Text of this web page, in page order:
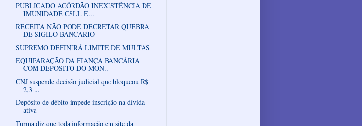
PUBLICADO ACÓRDÃO INEXISTÊNCIA DE
IMUNIDADE CSLL E...
RECEITA NÃO PODE DECRETAR QUEBRA
DE SIGILO BANCÁRIO
SUPREMO DEFINIRÁ LIMITE DE MULTAS
EQUIPARAÇÃO DA FIANÇA BANCÁRIA
COM DEPÓSITO DO MON...
CNJ suspende decisão judicial que bloqueou R$
2,3 ...
Depósito de débito impede inscrição na dívida
ativa
Turma diz que toda informação em site da